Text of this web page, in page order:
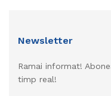
Newsletter
Ramai informat!
timp real!